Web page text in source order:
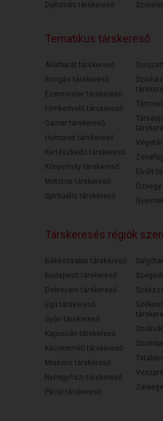
Diplomás társkereső
Tematikus társkereső
Állatbarát társkereső
Bringás társkereső
Ezermester társkereső
Filmkedvelő társkereső
Gamer társkereső
Humoros társkereső
Kertészkedő társkereső
Könyvmoly társkereső
Motoros társkereső
Spirituális társkereső
Elvált
Társkeresés régiók
Békéscsabai társkereső
Budapesti társkereső
Debreceni társkereső
Egri társkereső
Győri társkereső
Kaposvári társkereső
Kecskeméti társkereső
Miskolci társkereső
Nyíregyházi társkereső
Pécsi társkereső